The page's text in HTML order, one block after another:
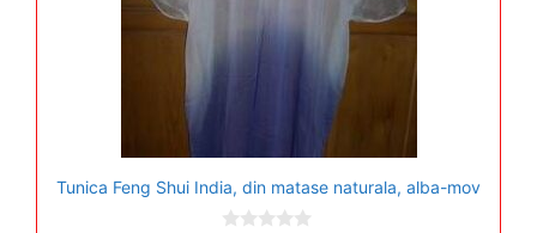
Tunica Feng Shui India, din matase naturala, alba-mov